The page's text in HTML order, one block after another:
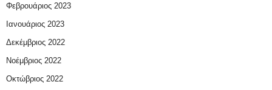
Φεβρουάριος 2023
Ιανουάριος 2023
Δεκέμβριος 2022
Νοέμβριος 2022
Οκτώβριος 2022